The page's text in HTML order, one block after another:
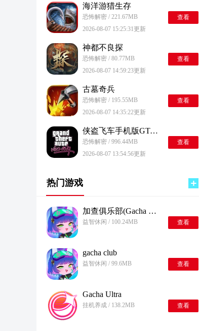
海洋游猎生存
恐怖解密 / 221.67MB
2026-08-07 15:25:31更新
查看
神都不良探
恐怖解密 / 80.77MB
2026-08-07 14:59:23更新
查看
古墓奇兵
恐怖解密 / 195.55MB
2026-08-07 14:35:22更新
查看
侠盗飞车手机版GTA1.09
恐怖解密 / 996.44MB
2026-08-07 13:54:56更新
查看
热门游戏
加查俱乐部(Gacha Club)
益智休闲 / 100.24MB 查看
gacha club
益智休闲 / 99.6MB 查看
Gacha Ultra
挂机养成 / 138.2MB 查看